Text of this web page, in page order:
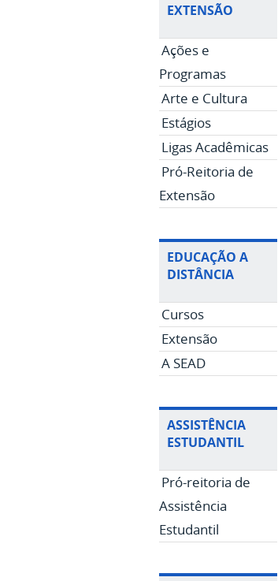
EXTENSÃO
Ações e
Programas
Arte e Cultura
Estágios
Ligas Acadêmicas
Pró-Reitoria de
Extensão
EDUCAÇÃO A
DISTÂNCIA
Cursos
Extensão
A SEAD
ASSISTÊNCIA
ESTUDANTIL
Pró-reitoria de
Assistência
Estudantil